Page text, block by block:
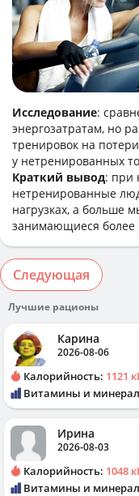
Исследование:
энергозатратам, но
тренировок на
у нетренированных
Краткий вывод: при
нетренированные
нагрузках, а больше
занимающиеся более
Следующая
Лучшие рационы
Карина
2026-08-06
Калорийность: 1121
Витамины и
Ирина
2026-08-03
Калорийность: 1048
Витамины и